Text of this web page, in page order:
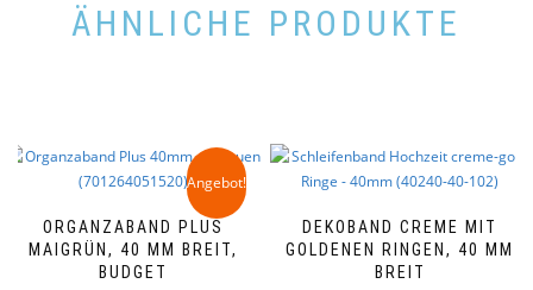
ÄHNLICHE PRODUKTE
ORGANZABAND PLUS
MAIGRÜN, 40 MM BREIT,
BUDGET
Angebot!
DEKOBAND CREME MIT
GOLDENEN RINGEN, 40 MM
BREIT